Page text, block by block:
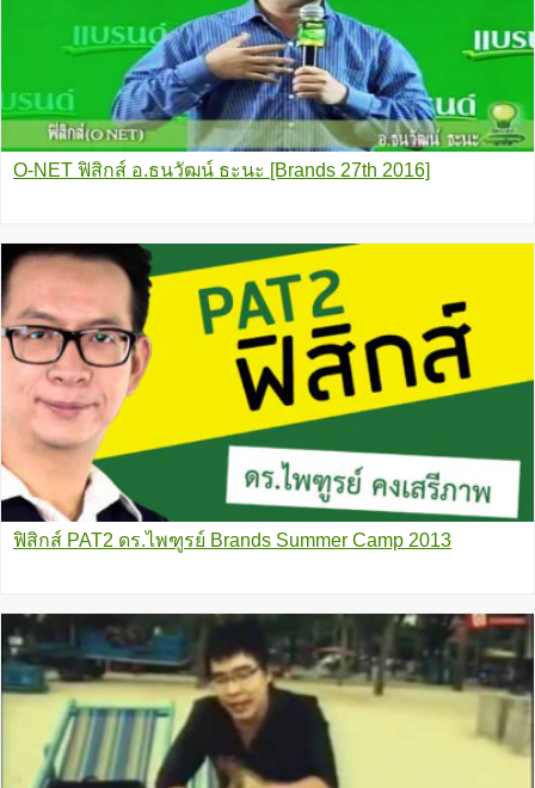
O-NET ฟิสิกส์ อ.ธนวัฒน์ ธะนะ [Brands 27th 2016]
ฟิสิกส์ PAT2 ดร.ไพฑูรย์ Brands Summer Camp 2013